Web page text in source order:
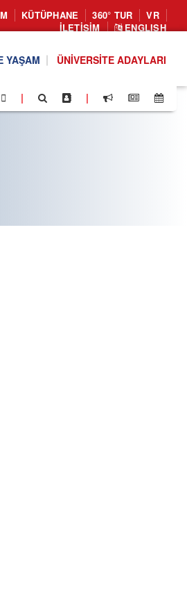
KÜTÜPHANE 360° TUR
VR
İLETIŞIM
ENGLISH
YAŞAM ÜNIVERSITE ADAYLARI
| |